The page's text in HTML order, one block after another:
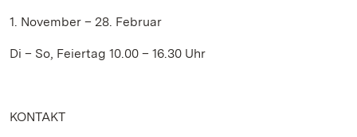
1. November – 28. Februar
Di – So, Feiertag 10.00 – 16.30 Uhr
KONTAKT